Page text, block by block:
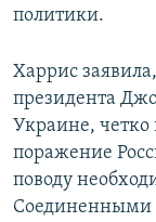
политики.
Харрис
президента
Украине, четко
поражение
поводу
Соединенными